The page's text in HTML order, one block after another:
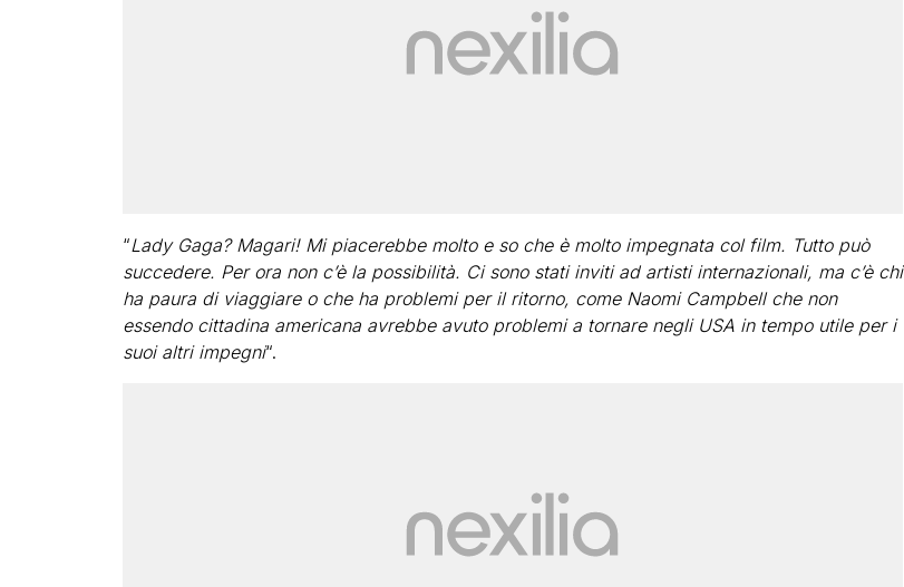
“Lady Gaga? Magari! Mi piacerebbe molto e so che è molto impegnata col film. Tutto può
succedere. Per ora non c’è la possibilità. Ci sono stati inviti ad artisti internazionali, ma c’è chi
ha paura di viaggiare o che ha problemi per il ritorno, come Naomi Campbell che non
essendo cittadina americana avrebbe avuto problemi a tornare negli USA in tempo utile per i
suoi altri impegni“.